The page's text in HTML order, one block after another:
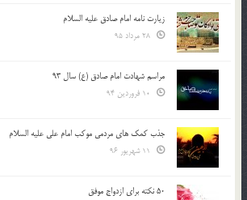
زیارت نامه امام صادق علیه السلام
مراسم شهادت امام صادق (ع) سال 93
جذب کمک های مردمی موکب امام علی علیه السلام
50 نکته برای ازدواج موفق